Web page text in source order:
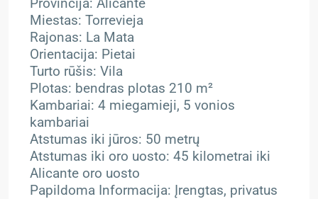
Provincija: Alicante
Miestas: Torrevieja
Rajonas: La Mata
Orientacija: Pietai
Turto rūšis: Vila
Plotas: bendras plotas 210 m²
Kambariai: 4 miegamieji, 5 vonios
kambariai
Atstumas iki jūros: 50 metrų
Atstumas iki oro uosto: 45 kilometrai iki
Alicante oro uosto
Papildoma Informacija: Įrengtas, privatus